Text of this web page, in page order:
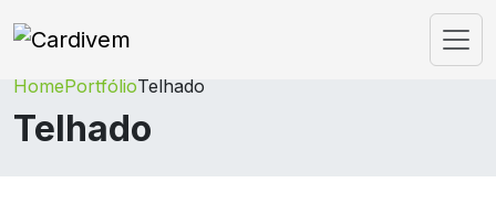
HomePortfólioTelhado
Telhado